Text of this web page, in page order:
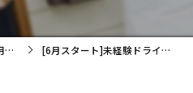
[6月スタート]未経験ドライバーさん大募集🚛‼️